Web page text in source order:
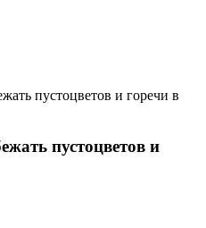
пустоцветов и горечи в
пустоцветов и